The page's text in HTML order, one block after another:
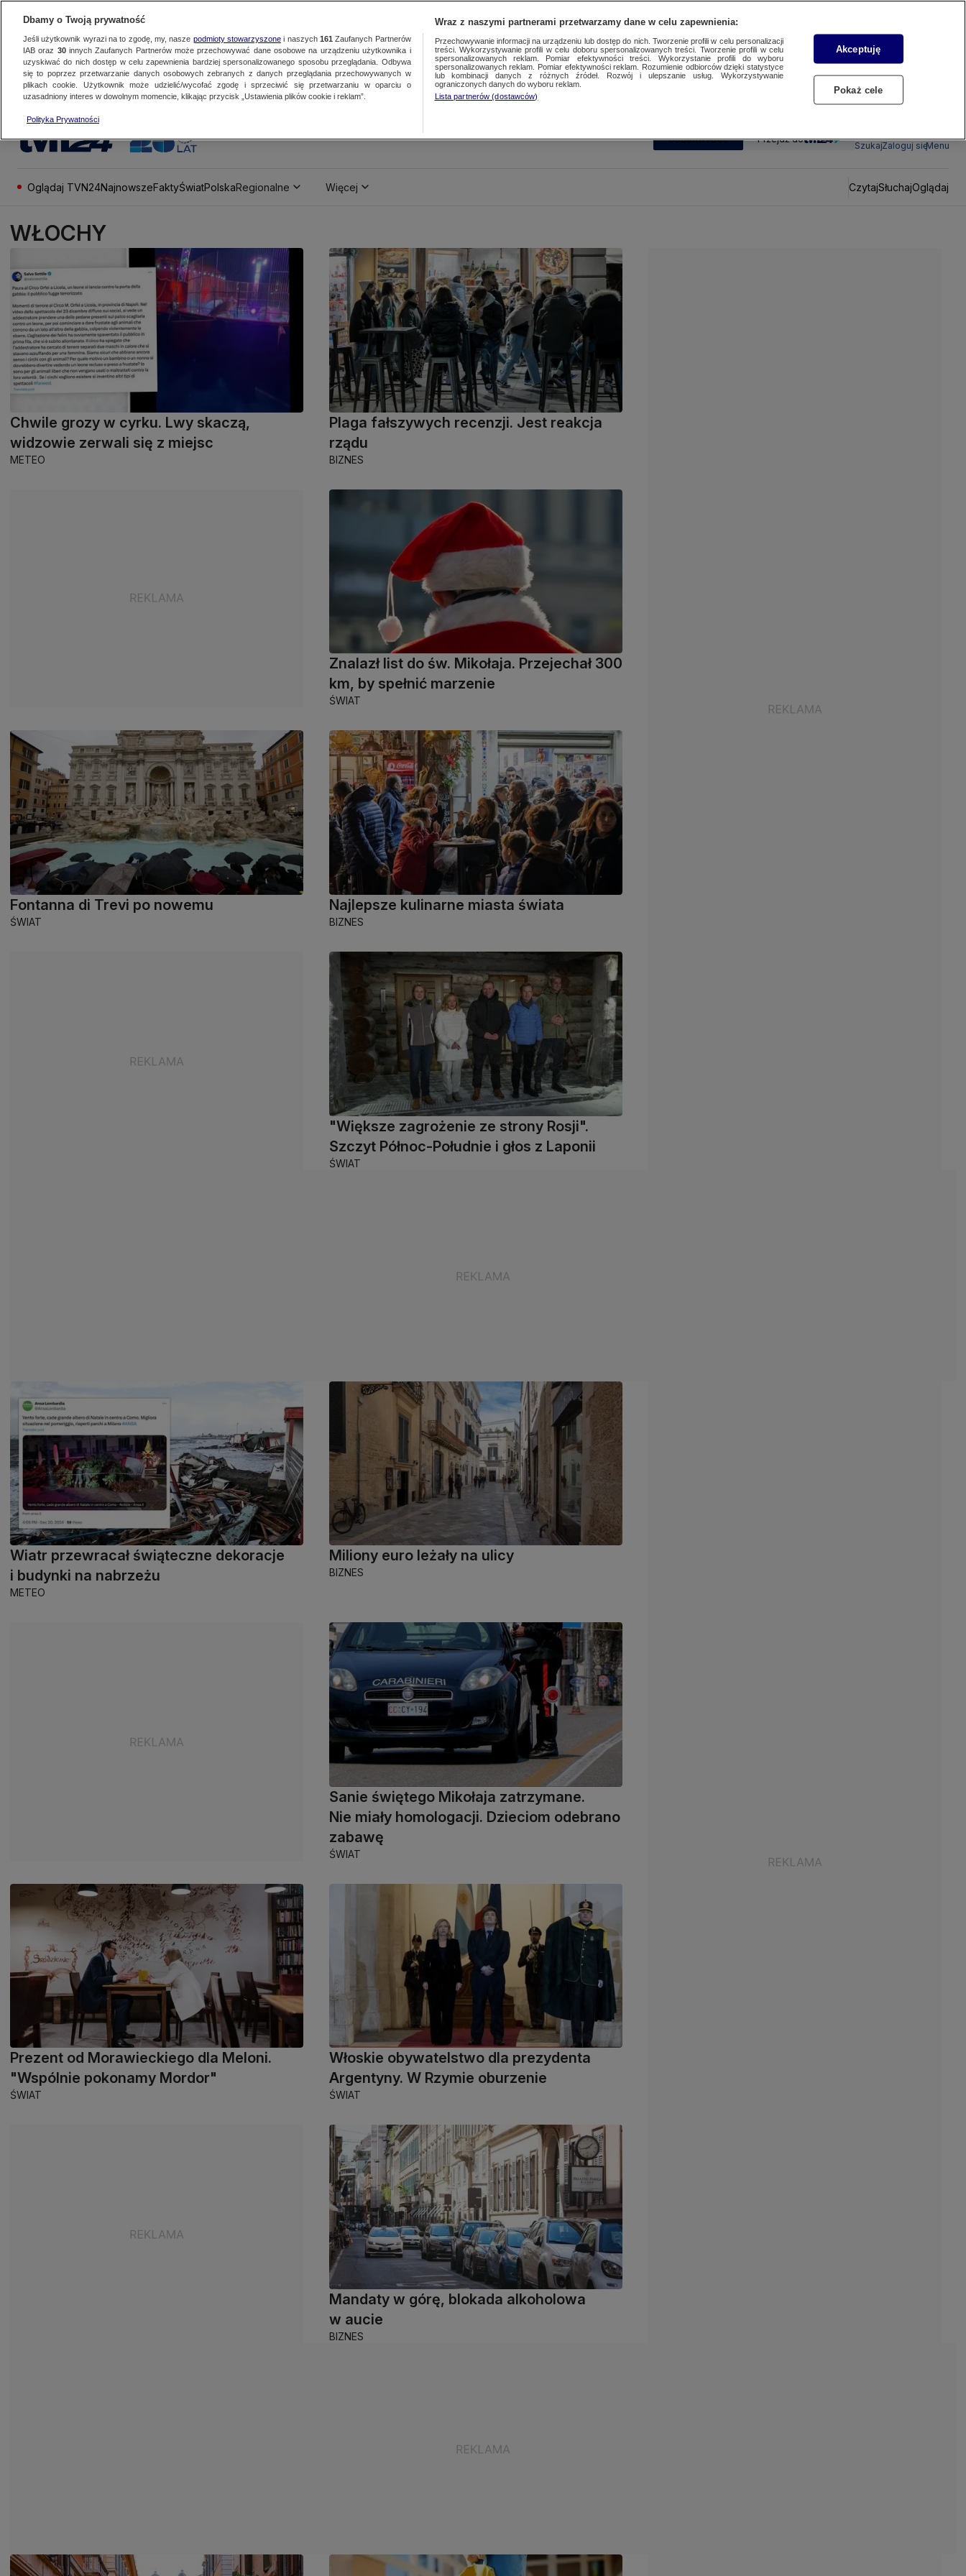
SUBSKRYBUJ Przejdź do
SzukajZaloguj sięMenu
Oglądaj TVN24NajnowszeFaktyŚwiatPolskaRegionalne Więcej CzytajSłuchajOglądaj
WŁOCHY
Chwile grozy w cyrku. Lwy skaczą,
widzowie zerwali się z miejsc
METEO
Plaga fałszywych recenzji. Jest reakcja
rządu
BIZNES
Znalazł list do św. Mikołaja. Przejechał 300
km, by spełnić marzenie
ŚWIAT
Fontanna di Trevi po nowemu
ŚWIAT
Najlepsze kulinarne miasta świata
BIZNES
"Większe zagrożenie ze strony Rosji".
Szczyt Północ-Południe i głos z Laponii
ŚWIAT
Wiatr przewracał świąteczne dekoracje
i budynki na nabrzeżu
METEO
Miliony euro leżały na ulicy
BIZNES
Sanie świętego Mikołaja zatrzymane.
Nie miały homologacji. Dzieciom odebrano
zabawę
ŚWIAT
Prezent od Morawieckiego dla Meloni.
"Wspólnie pokonamy Mordor"
ŚWIAT
Włoskie obywatelstwo dla prezydenta
Argentyny. W Rzymie oburzenie
ŚWIAT
Mandaty w górę, blokada alkoholowa
w aucie
BIZNES
Dbamy o Twoją prywatność
Jeśli użytkownik wyrazi na to zgodę, my, nasze podmioty stowarzyszonei naszych 161 Zaufanych Partnerów
IAB oraz 30innych Zaufanych Partnerów może przechowywać dane osobowe na urządzeniu użytkownika i
uzyskiwać do nich dostęp w celu zapewnienia bardziej spersonalizowanego sposobu przeglądania. Odbywa
się to poprzez przetwarzanie danych osobowych zebranych z danych przeglądania przechowywanych w
plikach cookie. Użytkownik może udzielić/wycofać zgodę i sprzeciwić się przetwarzaniu w oparciu o
uzasadniony interes w dowolnym momencie, klikając przycisk „Ustawienia plików cookie i reklam”.
Polityka Prywatności
Wraz z naszymi partnerami przetwarzamy dane w celu zapewnienia:
Przechowywanie informacji na urządzeniu lub dostęp do nich. Tworzenie profili w celu personalizacji
treści. Wykorzystywanie profili w celu doboru spersonalizowanych treści. Tworzenie profili w celu
spersonalizowanych reklam. Pomiar efektywności treści. Wykorzystanie profili do wyboru
spersonalizowanych reklam. Pomiar efektywności reklam. Rozumienie odbiorców dzięki statystyce
lub kombinacji danych z różnych źródeł. Rozwój i ulepszanie usług. Wykorzystywanie
ograniczonych danych do wyboru reklam.
Lista partnerów (dostawców)
Akceptuję
Pokaż cele